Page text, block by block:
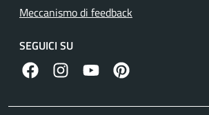
Meccanismo di feedback
SEGUICI SU
facebook instagramcanale youtube
pinterest